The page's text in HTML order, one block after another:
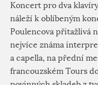
Koncert pro dva
náleží k oblíbeným
Poulencova přitažlivá
nejvíce známa
a capella, na přední
francouzském Tours